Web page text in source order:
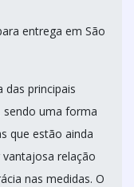
entrega em São
das principais
sendo uma forma
que estão ainda
relação
nas medidas. O